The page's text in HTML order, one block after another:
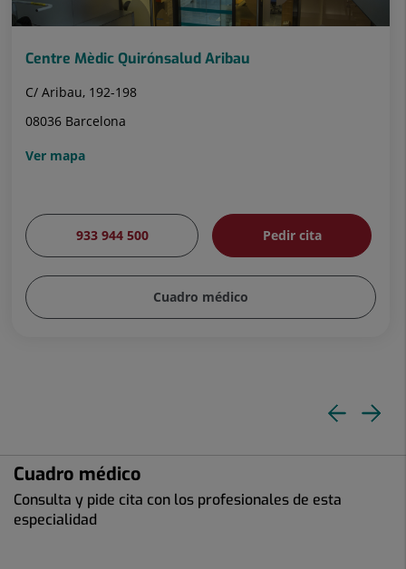
Centre Mèdic Quirónsalud Aribau
C/ Aribau, 192-198
08036 Barcelona
Ver mapa
933 944 500 Pedir cita
Cuadro médico
Cuadro médico
Consulta y pide cita con los profesionales de esta
especialidad